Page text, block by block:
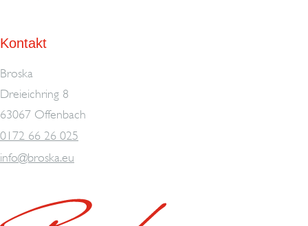
Kontakt
Broska
Dreieichring 8
63067 Offenbach
0172 66 26 025
info@broska.eu